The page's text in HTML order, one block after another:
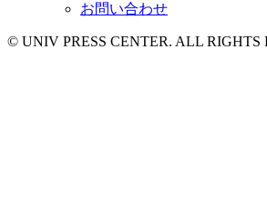
お問い合わせ
© UNIV PRESS CENTER. ALL RIGHTS